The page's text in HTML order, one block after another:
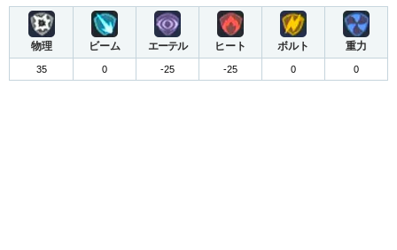
物理 ビーム エーテル ヒート ボルト 重力
35 0 -25 -25 0 0